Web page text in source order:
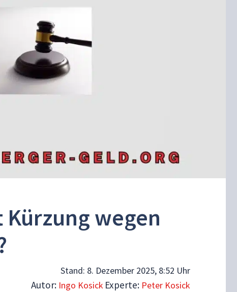
wegen
Stand: 8. Dezember 2025, 8:52 Uhr
Autor: Ingo Kosick Experte: Peter Kosick